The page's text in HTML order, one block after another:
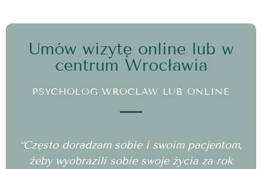
Umów wizytę online lub w
centrum Wrocławia
PSYCHOLOG WROCŁAW LUB ONLINE
“Często doradzam sobie i swoim pacjentom,
żeby wyobrazili sobie swoje życia za rok